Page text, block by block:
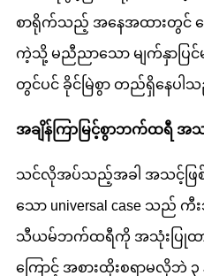
စာရိုက်သည့် အနေအထားတွင် သ
ကဲ့သို့ မညီညာသော မျက်နှာပြင်
တွင်ပင် ခိုင်မြဲစွာ တည်ရှိနေပါ
အချိန်ကြာမြင့်စွာဘက်ထရီ အ
သင်လိုအပ်သည့်အခါ အသင့်ဖြ
သော universal case သည်
သီယမ်ဘက်ထရီကို အသုံးပြုထား
ကြောင့် အစားထိုးစရာမလိုဘဲ